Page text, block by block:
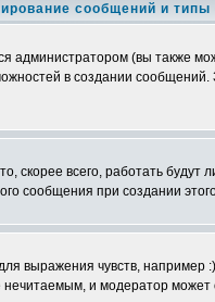
сообщений и
администратором (вы также
в создании
скорее всего, работать будут
сообщения при создании
выражения чувств, например
и модератор